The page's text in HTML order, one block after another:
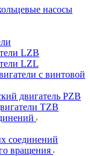
насосы
LZB
LZL
с винтовой
двигатель PZB
TZB
соединений
вращения